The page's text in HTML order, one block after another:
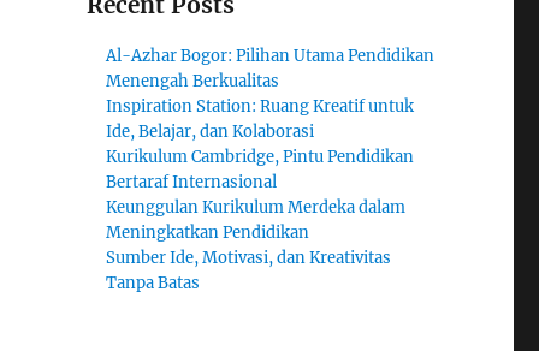
Al-Azhar Bogor: Pilihan Utama Pendidikan
Menengah Berkualitas
Inspiration Station: Ruang Kreatif untuk
Ide, Belajar, dan Kolaborasi
Kurikulum Cambridge, Pintu Pendidikan
Bertaraf Internasional
Keunggulan Kurikulum Merdeka dalam
Meningkatkan Pendidikan
Sumber Ide, Motivasi, dan Kreativitas
Tanpa Batas